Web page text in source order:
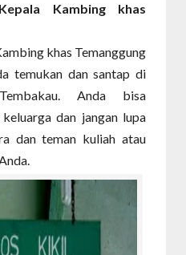
Kambing khas
khas Temanggung
temukan dan santap di
Anda bisa
dan jangan lupa
dan teman kuliah atau